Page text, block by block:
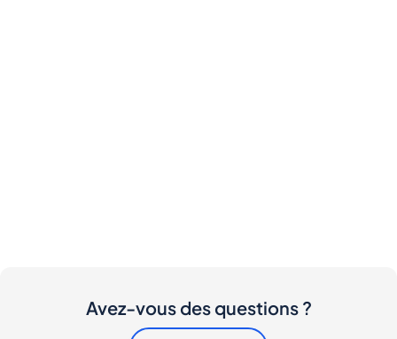
Avez-vous des questions ?